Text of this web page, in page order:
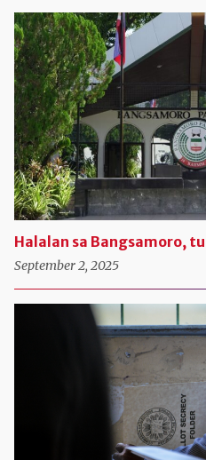
Halalan sa Bangsamoro,
September 2, 2025